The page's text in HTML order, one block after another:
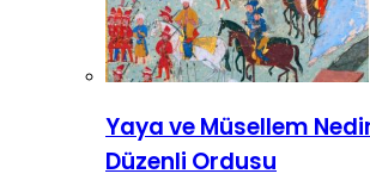
Yaya ve Müsellem
Düzenli Ordusu